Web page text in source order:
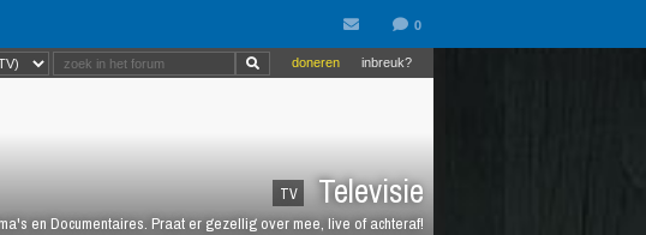
TV Televisie
en Documentaires. Praat er gezellig over mee, live of achteraf!
inbreuk?
doneren